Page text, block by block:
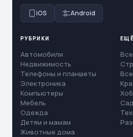
iOS Android
РУБРИКИ
Автомобили
Недвижимость
Телефоны и планшеты
Электроника
Компьютеры
Мебель
Одежда
Детям и мамам
Животные дома